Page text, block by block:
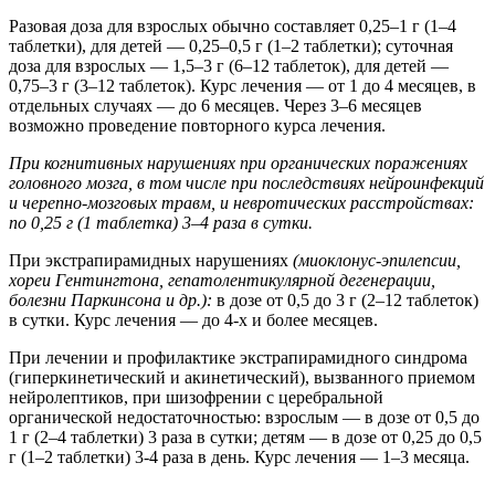
Разовая доза для взрослых обычно составляет 0,25–1 г (1–4
таблетки), для детей — 0,25–0,5 г (1–2 таблетки); суточная
доза для взрослых — 1,5–3 г (6–12 таблеток), для детей —
0,75–3 г (3–12 таблеток). Курс лечения — от 1 до 4 месяцев, в
отдельных случаях — до 6 месяцев. Через 3–6 месяцев
возможно проведение повторного курса лечения.
При когнитивных нарушениях при органических поражениях
головного мозга, в том числе при последствиях нейроинфекций
и черепно-мозговых травм, и невротических расстройствах:
по 0,25 г (1 таблетка) 3–4 раза в сутки.
При экстрапирамидных нарушениях (миоклонус-эпилепсии,
хореи Гентингтона, гепатолентикулярной дегенерации,
болезни Паркинсона и др.): в дозе от 0,5 до 3 г (2–12 таблеток)
в сутки. Курс лечения — до 4-х и более месяцев.
При лечении и профилактике экстрапирамидного синдрома
(гиперкинетический и акинетический), вызванного приемом
нейролептиков, при шизофрении с церебральной
органической недостаточностью: взрослым — в дозе от 0,5 до
1 г (2–4 таблетки) 3 раза в сутки; детям — в дозе от 0,25 до 0,5
г (1–2 таблетки) 3-4 раза в день. Курс лечения — 1–3 месяца.